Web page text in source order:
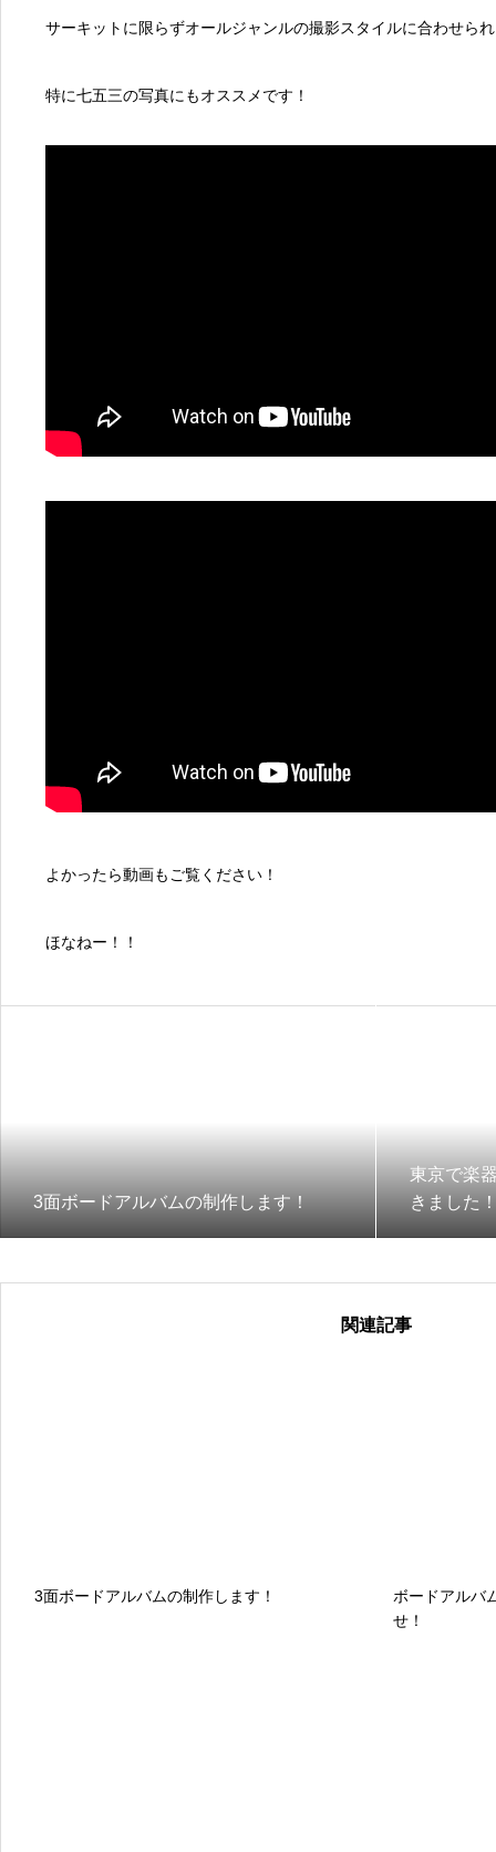
サーキットに限らずオールジャンルの撮影スタイルに合わせら
特に七五三の写真にもオススメです！
よかったら動画もご覧ください！
ほなねー！！
3面ボードアルバムの制作します！
東京で楽
きました
関連記事
3面ボードアルバムの制作します！
ボードアルバ
せ！